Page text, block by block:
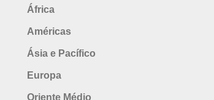
África
Américas
Ásia e Pacífico
Europa
Oriente Médio